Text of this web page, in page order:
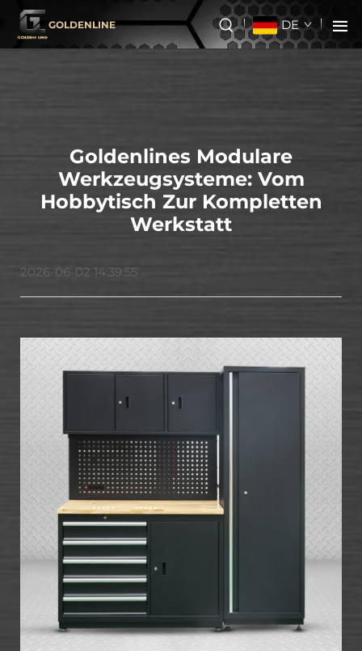
GOLDENLINE DE
Goldenlines Modulare
Werkzeugsysteme: Vom
Hobbytisch Zur Kompletten
Werkstatt
2026-06-02 14:39:55